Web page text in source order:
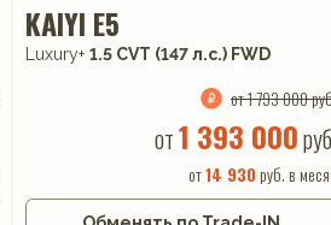
KAIYI E5
Luxury+ 1.5 CVT (147 л.с.) FWD
от 1 793 000
от1 393 000
от14 930 руб. в